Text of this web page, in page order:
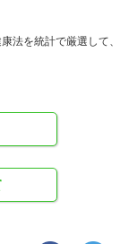
法を統計で厳選して、